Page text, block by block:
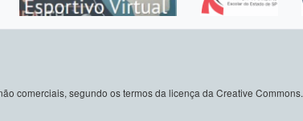
comerciais, segundo os termos da licença da Creative Commons.